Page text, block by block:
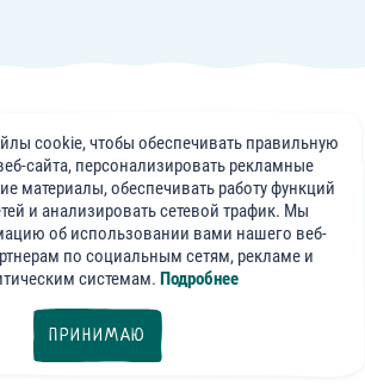
на сайте frutonyanya.uz носят
Консультации специалистов портала носят
и не могут заменить визит к вашему лечащему
cookie, чтобы обеспечивать правильную
сайта, персонализировать рекламные
материалы, обеспечивать работу функций
и анализировать сетевой трафик. Мы
об использовании вами нашего веб-
по социальным сетям, рекламе и
системам. Подробнее
ПРИНИМАЮ